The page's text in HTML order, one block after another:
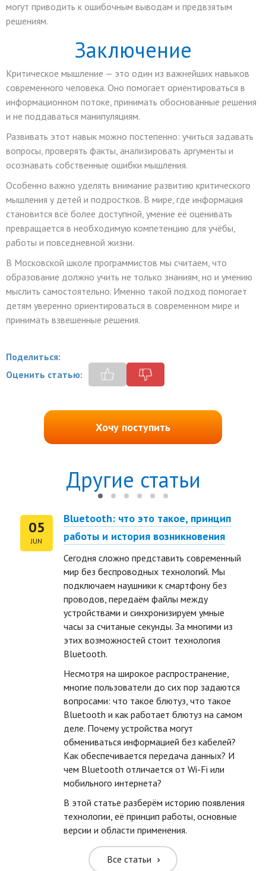
могут приводить к ошибочным выводам и предвзятым
решениям.
Заключение
Критическое мышление — это один из важнейших навыков
современного человека. Оно помогает ориентироваться в
информационном потоке, принимать обоснованные решения
и не поддаваться манипуляциям.
Развивать этот навык можно постепенно: учиться задавать
вопросы, проверять факты, анализировать аргументы и
осознавать собственные ошибки мышления.
Особенно важно уделять внимание развитию критического
мышления у детей и подростков. В мире, где информация
становится всё более доступной, умение её оценивать
превращается в необходимую компетенцию для учёбы,
работы и повседневной жизни.
В Московской школе программистов мы считаем, что
образование должно учить не только знаниям, но и умению
мыслить самостоятельно. Именно такой подход помогает
детям уверенно ориентироваться в современном мире и
принимать взвешенные решения.
Поделиться:
Оценить статью:
Хочу поступить
Другие статьи
05
JUN
Bluetooth: что это такое, принцип
работы и история возникновения
Сегодня сложно представить современный
мир без беспроводных технологий. Мы
подключаем наушники к смартфону без
проводов, передаём файлы между
устройствами и синхронизируем умные
часы за считаные секунды. За многими из
этих возможностей стоит технология
Bluetooth.
Несмотря на широкое распространение,
многие пользователи до сих пор задаются
вопросами: что такое блютуз, что такое
Bluetooth и как работает блютуз на самом
деле. Почему устройства могут
обмениваться информацией без кабелей?
Как обеспечивается передача данных? И
чем Bluetooth отличается от Wi-Fi или
мобильного интернета?
В этой статье разберём историю появления
технологии, её принцип работы, основные
версии и области применения.
Все статьи
размер текста
размер текста
межбуквенное
межбуквенное